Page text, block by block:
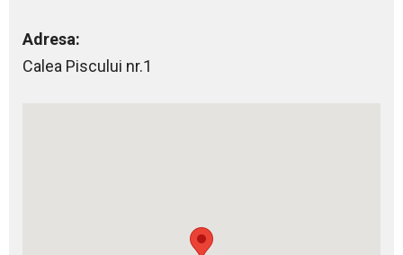
Adresa:
Calea Piscului nr.1